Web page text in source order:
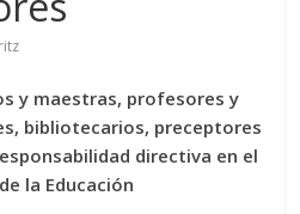
y maestras, profesores y
bibliotecarios, preceptores
directiva en el
la Educación